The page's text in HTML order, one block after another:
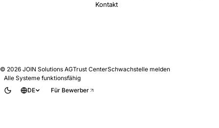
Kontakt
© 2026 JOIN Solutions AGTrust CenterSchwachstelle melden
Alle Systeme funktionsfähig
DE
Für Bewerber